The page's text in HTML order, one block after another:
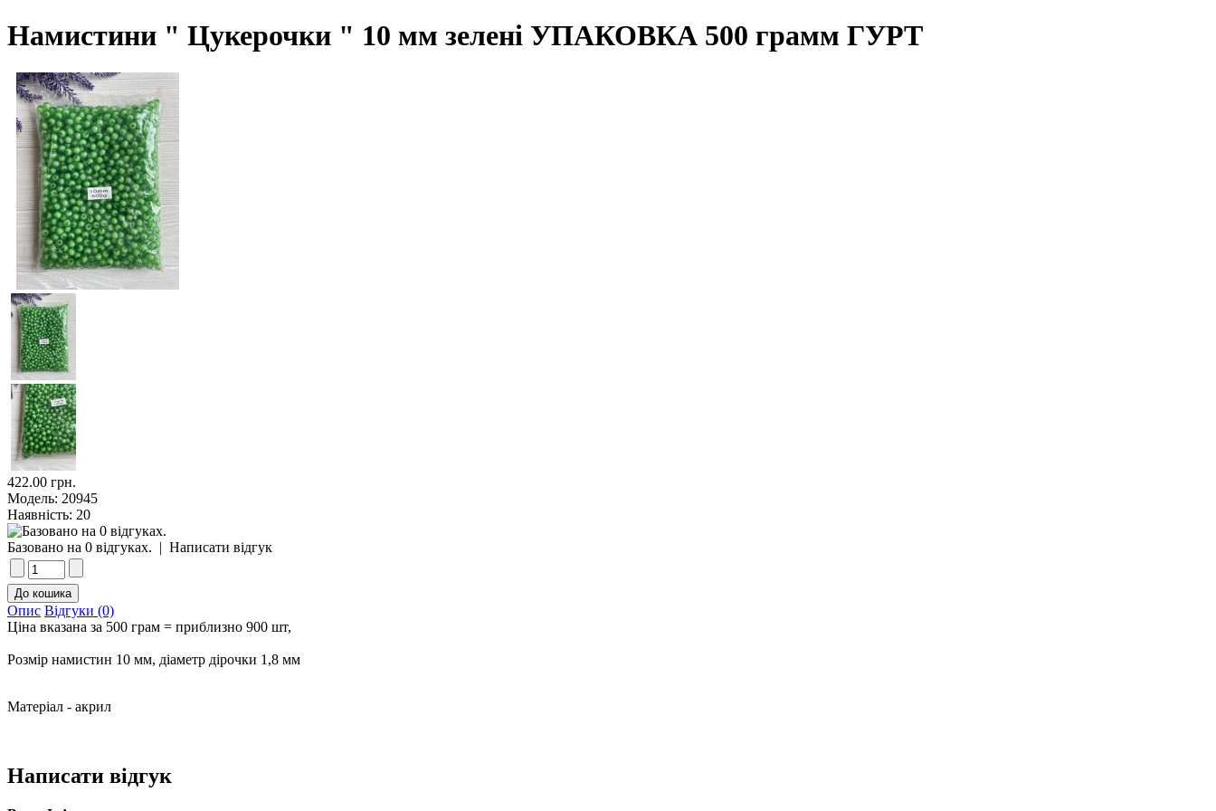
Намистини " Цукерочки " 10 мм зелені УПАКОВКА 500 грамм ГУРТ
422.00 грн.
Модель: 20945
Наявність: 20
Базовано на 0 відгуках. | Написати відгук
Опис Відгуки (0)
Ціна вказана за 500 грам = приблизно 900 шт,
Розмір намистин 10 мм, діаметр дірочки 1,8 мм
Матеріал - акрил
Написати відгук